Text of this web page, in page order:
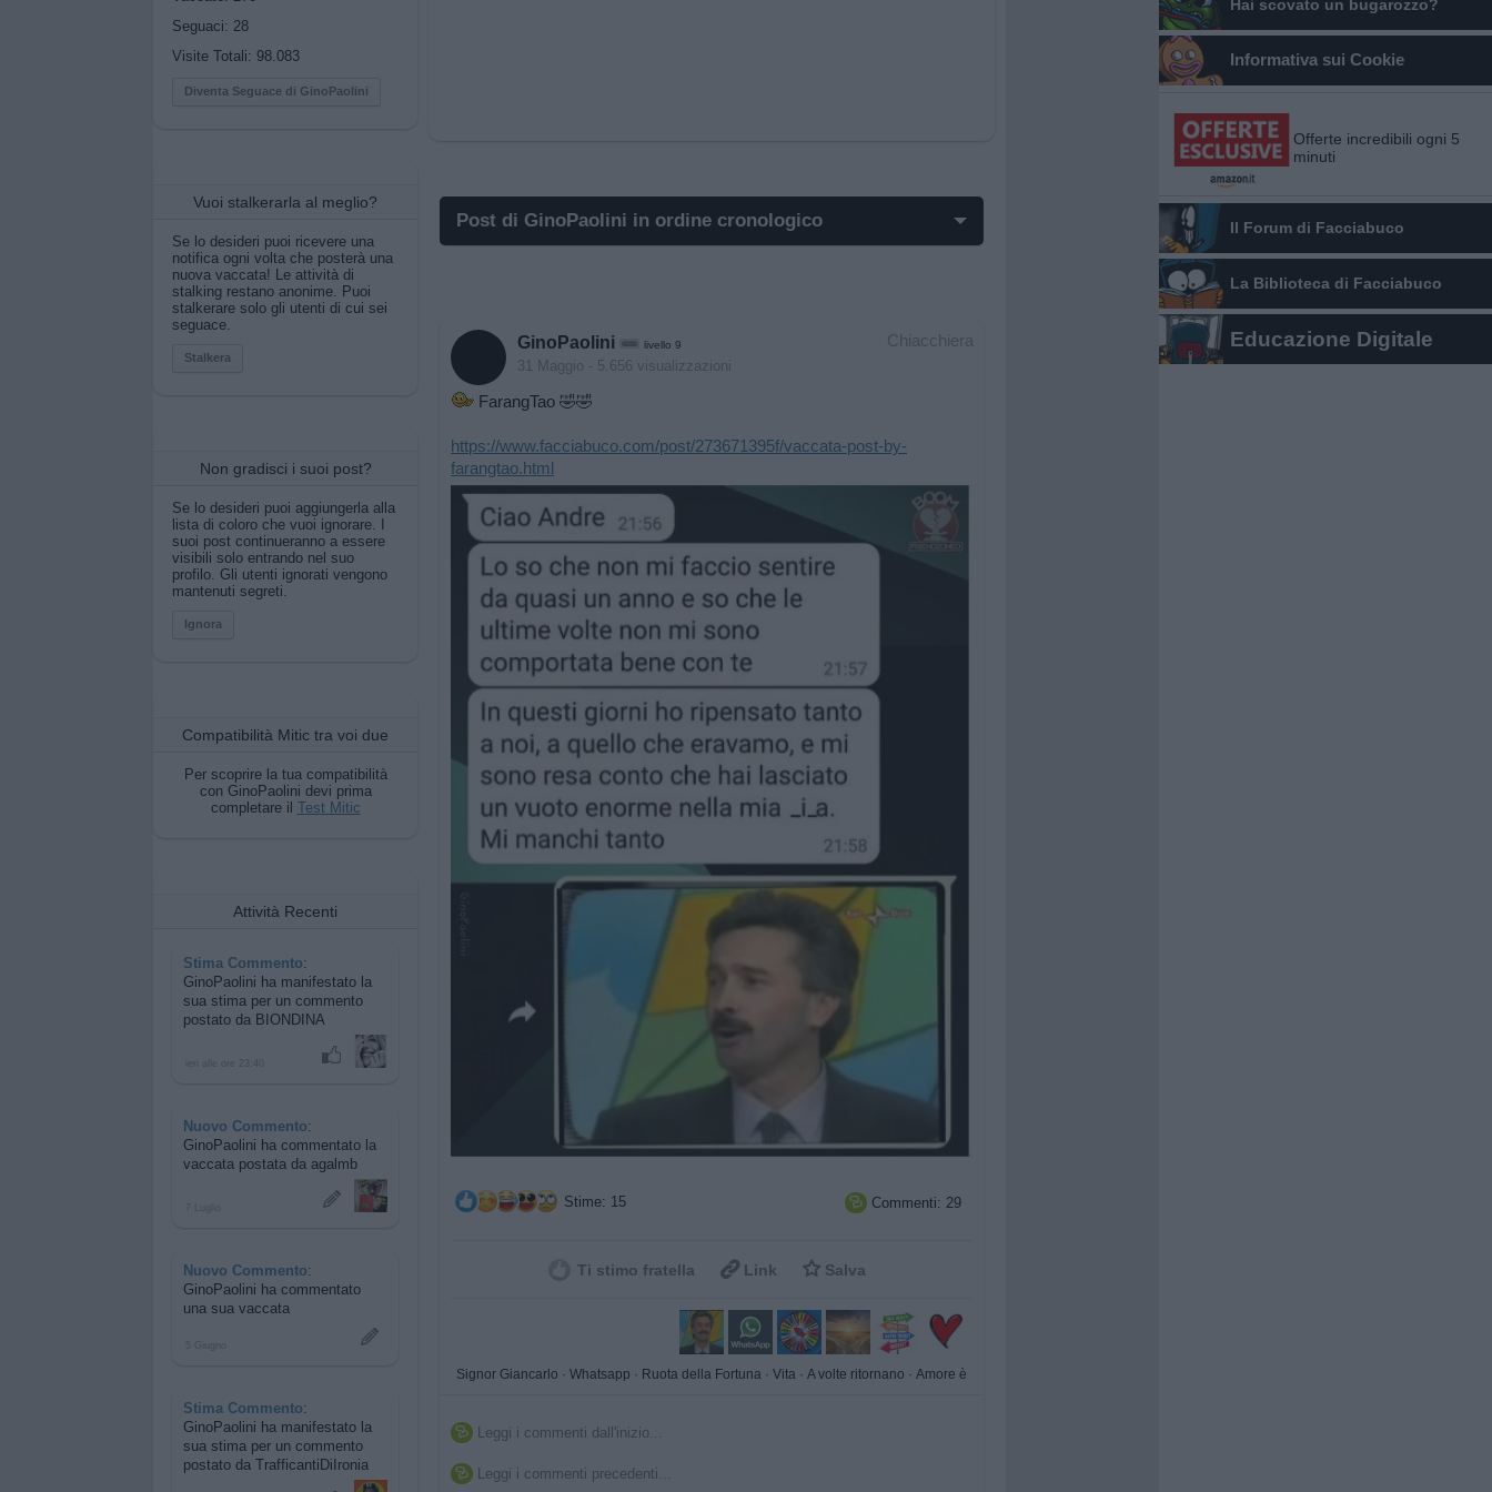
Seguaci: 28
Visite Totali: 98.083
Diventa Seguace di GinoPaolini
Vuoi stalkerarla al meglio?
Se lo desideri puoi ricevere una
notifica ogni volta che posterà una
nuova vaccata! Le attività di
stalking restano anonime. Puoi
stalkerare solo gli utenti di cui sei
seguace.
Stalkera
Non gradisci i suoi post?
Se lo desideri puoi aggiungerla alla
lista di coloro che vuoi ignorare. I
suoi post continueranno a essere
visibili solo entrando nel suo
profilo. Gli utenti ignorati vengono
mantenuti segreti.
Ignora
Compatibilità Mitic tra voi due
Per scoprire la tua compatibilità
con GinoPaolini devi prima
completare il Test Mitic
Attività Recenti
Stima Commento:
GinoPaolini ha manifestato la
sua stima per un commento
postato da BIONDINA
Nuovo Commento:
GinoPaolini ha commentato la
vaccata postata da agalmb
Nuovo Commento:
GinoPaolini ha commentato
una sua vaccata
Stima Commento:
GinoPaolini ha manifestato la
sua stima per un commento
postato da TrafficantiDiIronia
Post di GinoPaolini in ordine cronologico
Post in cui hanno evocato GinoPaolini
Post commentati da GinoPaolini
Primi post di GinoPaolini
Chiacchiera
GinoPaolini livello 9
31 Maggio - 5.656 visualizzazioni
FarangTao 🤣🤣
https://www.facciabuco.com/post/273671395f/vaccata-post-by-
farangtao.html
Stime: 15  Commenti: 29
Ti stimo fratella  Link  Salva
Signor Giancarlo · Whatsapp · Ruota della Fortuna · Vita · A volte ritornano · Amore è
 Leggi i commenti dall'inizio...
 Leggi i commenti precedenti...
Hai scovato un bugarozzo?
Informativa sui Cookie
Offerte incredibili ogni 5
minuti
Il Forum di Facciabuco
La Biblioteca di Facciabuco
Educazione Digitale